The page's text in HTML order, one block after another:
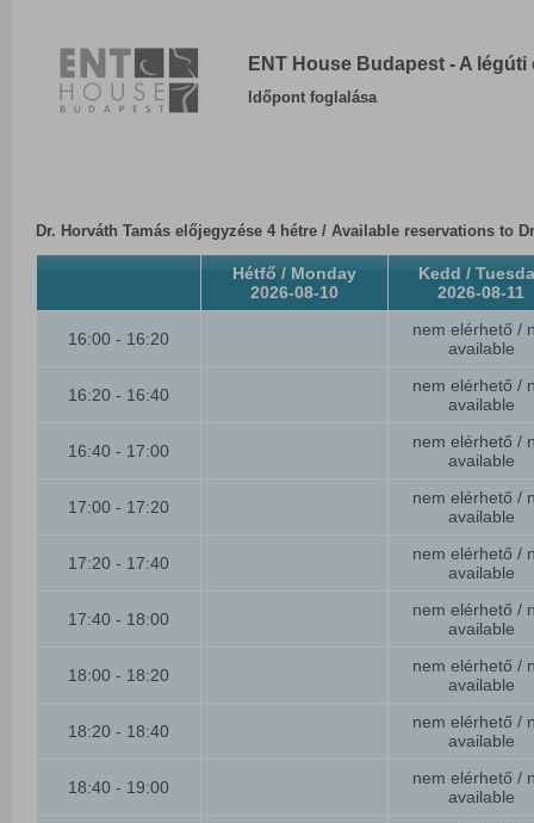
ENT House Budapest - A
Időpont foglalása
Dr. Horváth Tamás előjegyzése 4 hétre / Available reservations to
Hétfő / Monday
2026-08-10
Kedd /
2026-08-11
16:00 - 16:20
nem elérhető /
available
16:20 - 16:40
nem elérhető /
available
16:40 - 17:00
nem elérhető /
available
17:00 - 17:20
nem elérhető /
available
17:20 - 17:40
nem elérhető /
available
17:40 - 18:00
nem elérhető /
available
18:00 - 18:20
nem elérhető /
available
18:20 - 18:40
nem elérhető /
available
18:40 - 19:00
nem elérhető /
available